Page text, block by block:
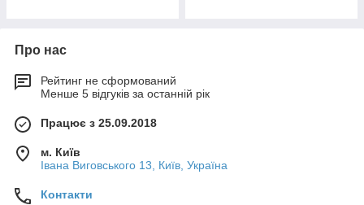
ППТ/
ППЛ
різні різні
⚙️ Технічні характеристики
Клас бетону
Про нас
Рейтинг не сформований
Менше 5 відгуків за останній рік
Працює з 25.09.2018
м. Київ
Івана Виговського 13, Київ, Україна
Контакти